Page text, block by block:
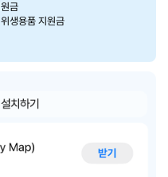
금
생용품 지원금